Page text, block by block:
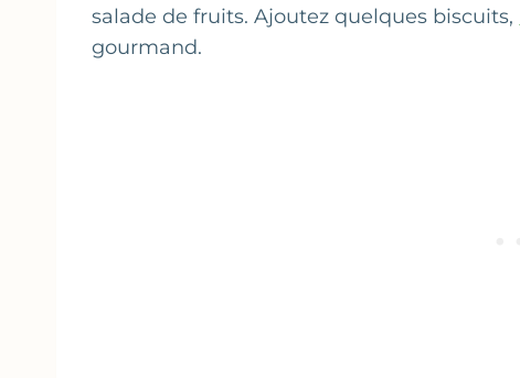
salade de fruits. Ajoutez quelques biscuits,
gourmand.